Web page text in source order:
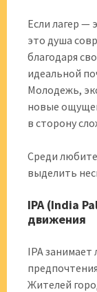
Если лагер
это душа
благодаря
идеальной
Молодежь,
новые
в сторону
Среди
выделить
IPA (India
движения
IPA
Жителей